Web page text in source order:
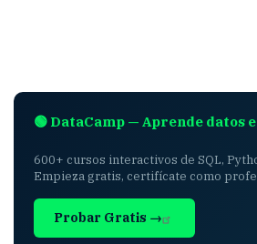
🟢 DataCamp — Aprende datos
600+ cursos interactivos de SQL,
Empieza gratis, certifícate como
Probar Gratis →